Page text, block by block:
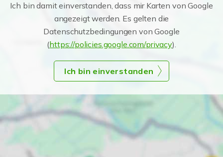
Ich bin damit einverstanden, dass mir Karten von Google
angezeigt werden. Es gelten die
Datenschutzbedingungen von Google
(https://policies.google.com/privacy).
Ich bin einverstanden